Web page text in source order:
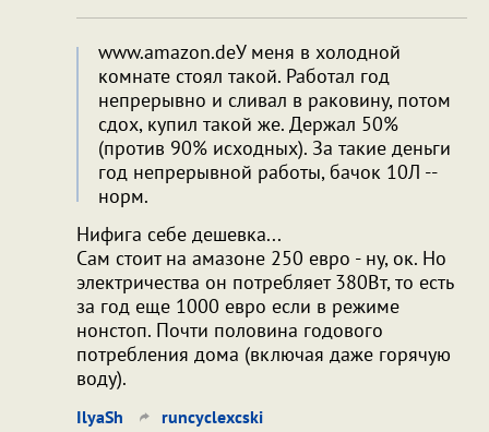
www.amazon.deУ меня в холодной
комнате стоял такой. Работал год
непрерывно и сливал в раковину, потом
сдох, купил такой же. Держал 50%
(против 90% исходных). За такие деньги
год непрерывной работы, бачок 10Л --
норм.
Нифига себе дешевка...
Сам стоит на амазоне 250 евро - ну, ок. Но
электричества он потребляет 380Вт, то есть
за год еще 1000 евро если в режиме
нонстоп. Почти половина годового
потребления дома (включая даже горячую
воду).
IlyaSh runcyclexcski